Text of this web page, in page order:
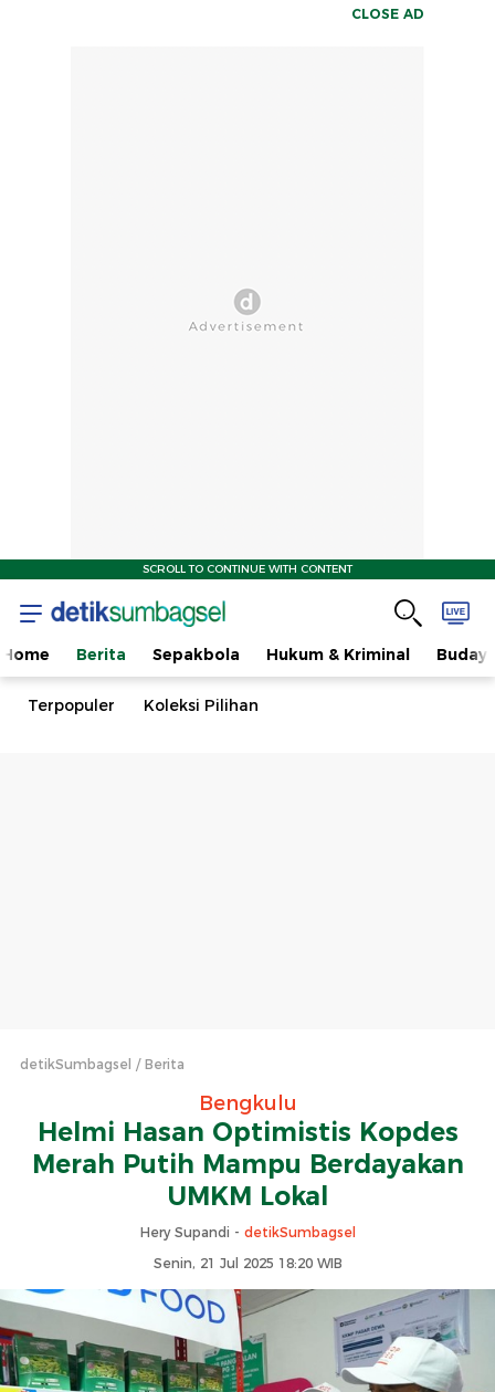
CLOSE AD
SCROLL TO CONTINUE WITH CONTENT
Home Berita Sepakbola Hukum & Kriminal
Terpopuler Koleksi Pilihan
detikSumbagsel Berita
Bengkulu
Helmi Hasan Optimistis Kopdes
Merah Putih Mampu Berdayakan
UMKM Lokal
Hery Supandi - detikSumbagsel
Senin, 21 Jul 2025 18:20 WIB